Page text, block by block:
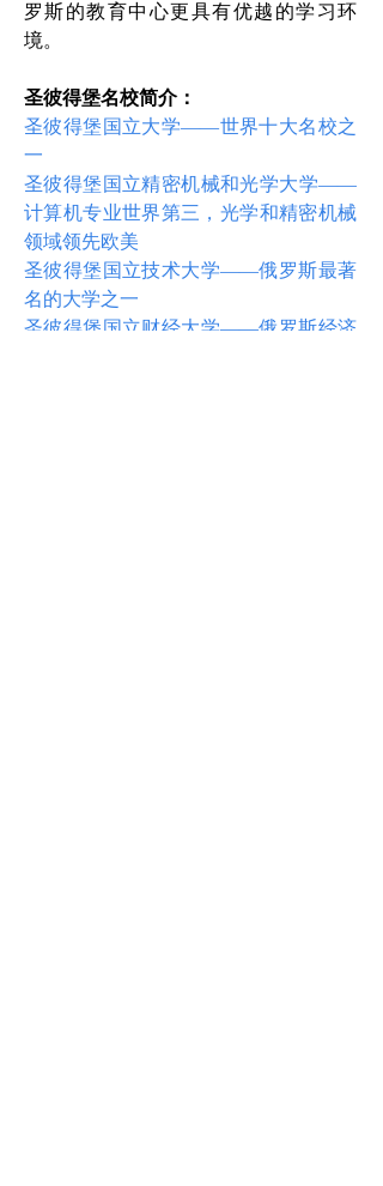
罗斯的教育中心更具有优越的学习环
境。
圣彼得堡名校简介：
圣彼得堡国立大学——世界十大名校之
一
圣彼得堡国立精密机械和光学大学——
计算机专业世界第三，光学和精密机械
领域领先欧美
圣彼得堡国立技术大学——俄罗斯最著
名的大学之一
圣彼得堡国立财经大学——俄罗斯经济